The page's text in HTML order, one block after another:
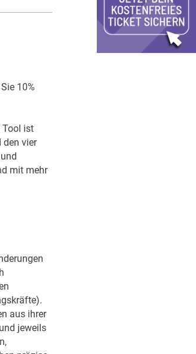
10%
Tool ist
den vier
mit mehr
aus ihrer
jeweils